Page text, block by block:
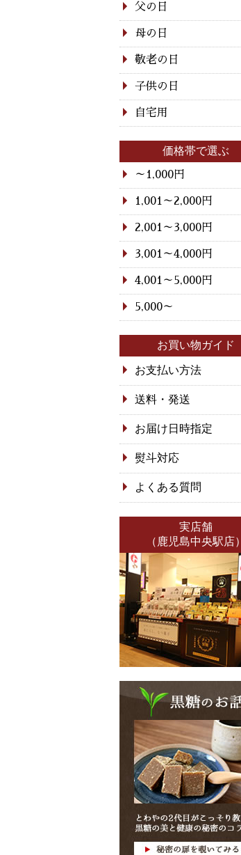
父の日
母の日
敬老の日
子供の日
自宅用
価格帯で選ぶ
～1,000円
1,001～2,000円
2,001～3,000円
3,001～4,000円
4,001～5,000円
5,000～
お買い物ガイド
お支払い方法
送料・発送
お届け日時指定
熨斗対応
よくある質問
実店舗
（鹿児島中央駅店）